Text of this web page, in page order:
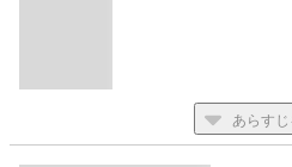
あらす